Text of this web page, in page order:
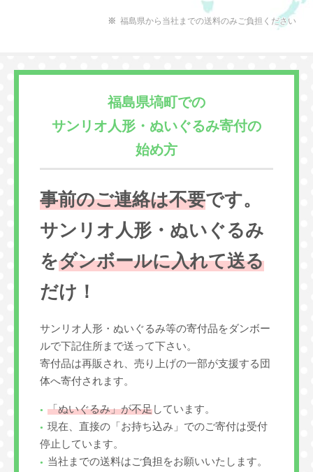
福島県から当社までの送料のみご負担ください
福島県塙町での
サンリオ人形・ぬいぐるみ寄付の
始め方
事前のご連絡は不要です。
サンリオ人形・ぬいぐるみ
をダンボールに入れて送る
だけ！
サンリオ人形・ぬいぐるみ等の寄付品をダンボー
ルで下記住所まで送って下さい。
寄付品は再販され、売り上げの一部が支援する団
体へ寄付されます。
「ぬいぐるみ」が不足しています。
現在、直接の「お持ち込み」でのご寄付は受付
停止しています。
当社までの送料はご負担をお願いいたします。